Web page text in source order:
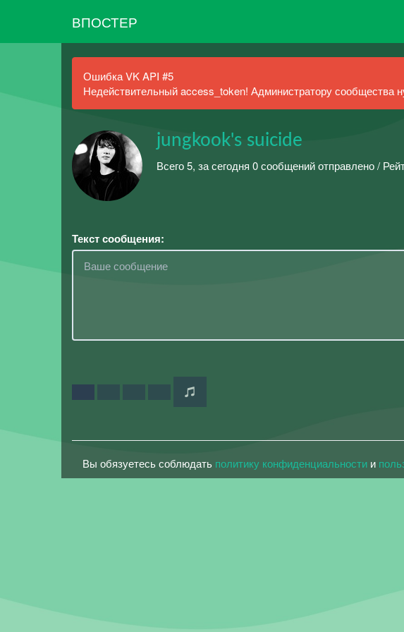
ВПОСТЕР
Ошибка VK API #5
Недействительный access_token! Администратору сообщества
jungkook's suicide
Всего 5, за сегодня 0 сообщений отправлено /
Текст сообщения:
Вы обязуетесь соблюдать политику конфиденциальности и